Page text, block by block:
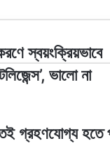
স্বয়ংক্রিয়ভাবে
ভালো না
গ্রহণযোগ্য হতে